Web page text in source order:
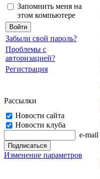
Запомнить меня на
этом компьютере
Забыли свой пароль?
Проблемы с
авторизацией?
Регистрация
Рассылки
Новости сайта
Новости клуба
e-mail
Изменение параметров